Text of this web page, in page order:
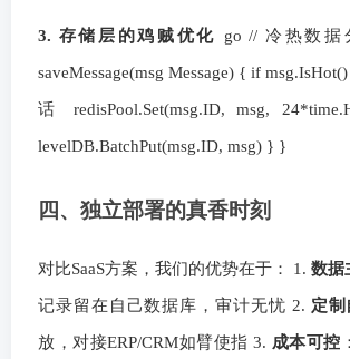
3. 存储层的鸡贼优化 go // 冷热数据
saveMessage(msg Message) { if
话 redisPool.Set(msg.ID, msg,
levelDB.BatchPut(msg.ID, msg) } }
四、独立部署的真香时刻
对比SaaS方案，我们的优势在于： 1. 数据
记录留在自己数据库，审计无忧 2. 定制
放，对接ERP/CRM如臂使指 3. 成本可控